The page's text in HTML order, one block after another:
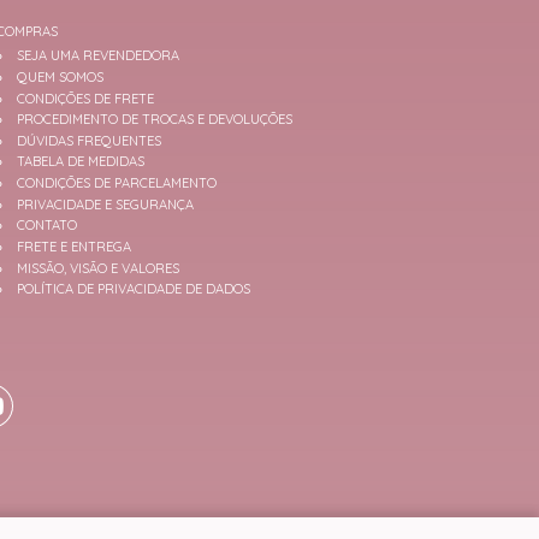
SEJA UMA REVENDEDORA
QUEM SOMOS
CONDIÇÕES DE FRETE
PROCEDIMENTO DE TROCAS E DEVOLUÇÕES
DÚVIDAS FREQUENTES
TABELA DE MEDIDAS
CONDIÇÕES DE PARCELAMENTO
PRIVACIDADE E SEGURANÇA
CONTATO
FRETE E ENTREGA
MISSÃO, VISÃO E VALORES
POLÍTICA DE PRIVACIDADE DE DADOS